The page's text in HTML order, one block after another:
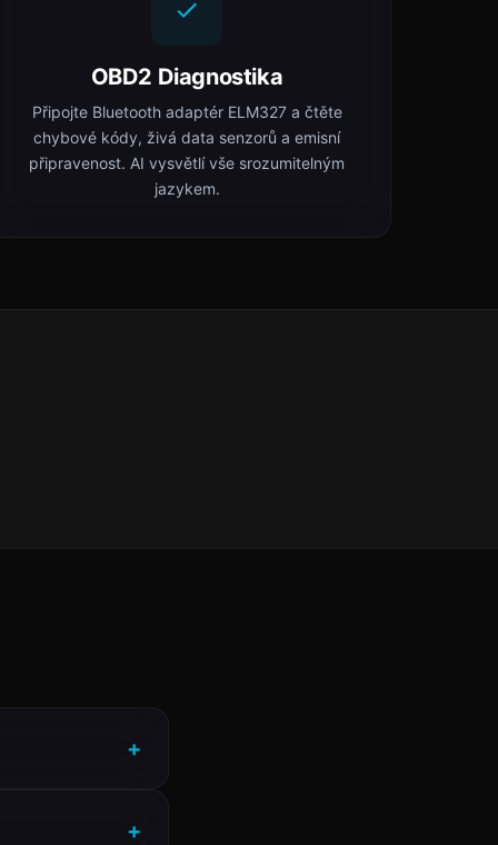
OBD2 Diagnostika
Připojte Bluetooth adaptér ELM327 a čtěte
chybové kódy, živá data senzorů a emisní
připravenost. AI vysvětlí vše srozumitelným
jazykem.